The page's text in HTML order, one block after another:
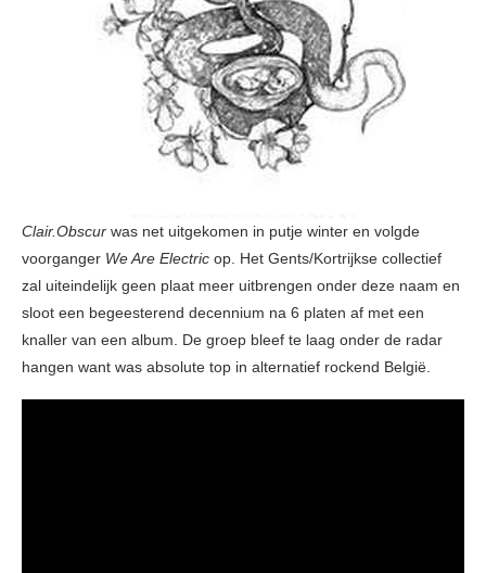
Clair.Obscur was net uitgekomen in putje winter en volgde
voorganger We Are Electric op. Het Gents/Kortrijkse collectief
zal uiteindelijk geen plaat meer uitbrengen onder deze naam en
sloot een begeesterend decennium na 6 platen af met een
knaller van een album. De groep bleef te laag onder de radar
hangen want was absolute top in alternatief rockend België.